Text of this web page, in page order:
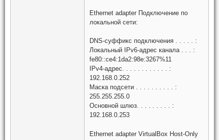
Ethernet adapter Подключение по
локальной сети:
DNS-суффикс подключения . . . . . :
Локальный IPv6-адрес канала . . . :
fe80::ce4:1da2:98e:3267%11
IPv4-адрес. . . . . . . . . . . . :
192.168.0.252
Маска подсети . . . . . . . . . . :
255.255.255.0
Основной шлюз. . . . . . . . . :
192.168.0.253
Ethernet adapter VirtualBox Host-Only